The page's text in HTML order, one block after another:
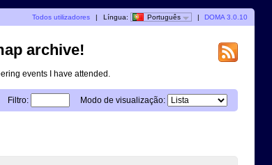
Todos utilizadores | Língua: Português | DOMA 3.0.10
archive!
events I have attended.
Filtro: Modo de visualização: